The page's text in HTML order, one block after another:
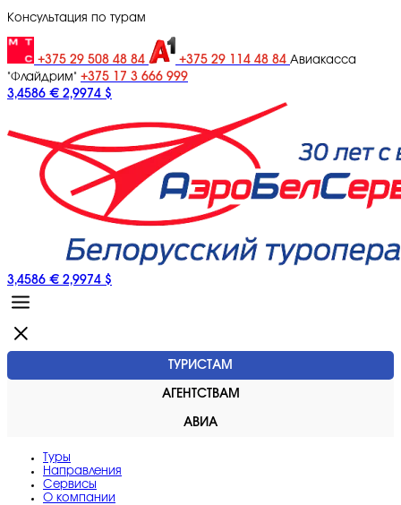
Консультация по турам
+375 29 508 48 84 +375 29 114 48 84 Авиакасса
"Флайдрим" +375 17 3 666 999
3,4586 € 2,9974 $
3,4586 € 2,9974 $
ТУРИСТАМ
АГЕНТСТВАМ
АВИА
Туры
Направления
Сервисы
O компании